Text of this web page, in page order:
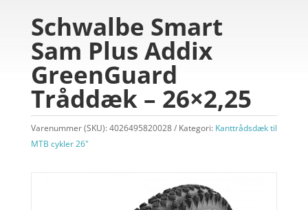
Schwalbe Smart
Sam Plus Addix
GreenGuard
Tråddæk – 26×2,25
Varenummer (SKU):4026495820028 Kategori: Kanttrådsdæk til
MTB cykler 26"